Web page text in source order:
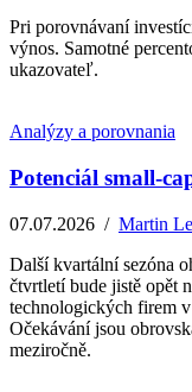
Pri porovnávaní
výnos. Samotné
ukazovateľ.
Analýzy a porovnania
Potenciál small-
07.07.2026 / Martin
Další kvartální sezóna
čtvrtletí bude jistě opět
technologických firem
Očekávání jsou
meziročně.